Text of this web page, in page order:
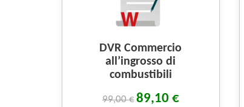
DVR Commercio
all’ingrosso di
combustibili
99,00€89,10 €